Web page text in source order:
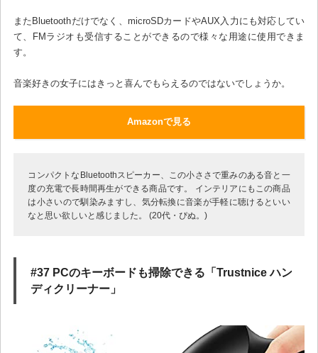
またBluetoothだけでなく、microSDカードやAUX入力にも対応してい
て、FMラジオも受信することができるので様々な用途に使用できま
す。
音楽好きの女子にはきっと喜んでもらえるのではないでしょうか。
Amazonで見る
コンパクトなBluetoothスピーカー、この小ささで重みのある音と一
度の充電で長時間再生ができる商品です。 インテリアにもこの商品
は小さいので馴染みますし、気分転換に音楽が手軽に聴けるといい
なと思い欲しいと感じました。 (20代・ぴぬ。)
#37 PCのキーボードも掃除できる「‎Trustnice ハン
ディクリーナー」